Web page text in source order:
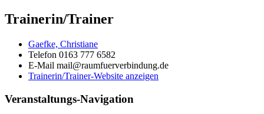
Trainerin/Trainer
Gaefke, Christiane
Telefon 0163 777 6582
E-Mail mail@raumfuerverbindung.de
Trainerin/Trainer-Website anzeigen
Veranstaltungs-Navigation